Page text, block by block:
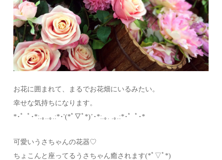
お花に囲まれて、まるでお花畑にいるみたい。
幸せな気持ちになります。
*･゜ﾟ･*:.｡..｡.:*･'(*ﾟ▽ﾟ*)’･*:.｡. .｡.:*･゜ﾟ･*
可愛いうさちゃんの花器♡
ちょこんと座ってるうさちゃん癒されます(*ﾟ▽ﾟ*)